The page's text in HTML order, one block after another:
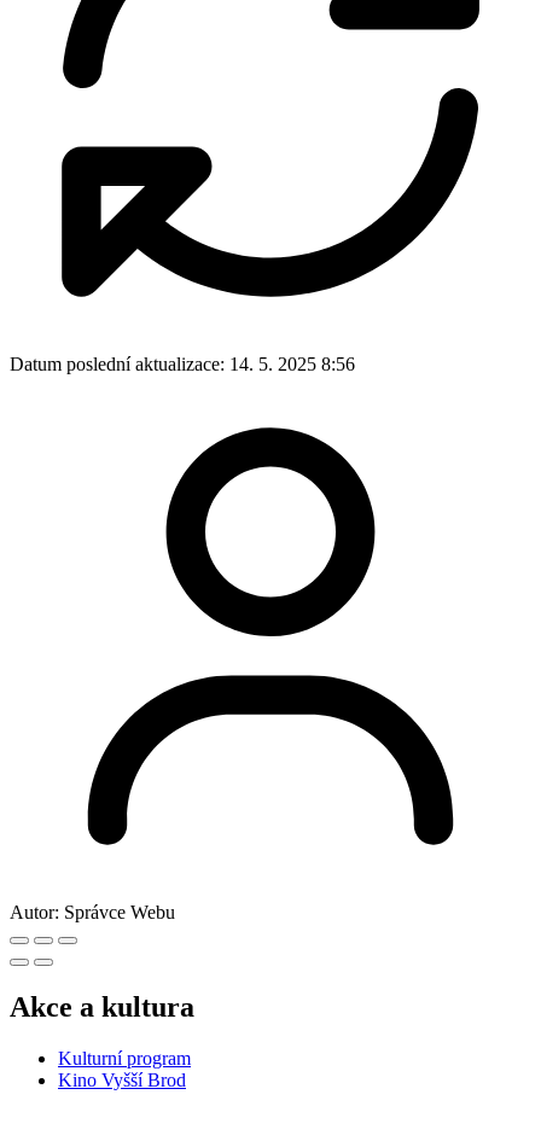
Datum poslední aktualizace: 14. 5. 2025 8:56
Autor: Správce Webu
Akce a kultura
Kulturní program
Kino Vyšší Brod